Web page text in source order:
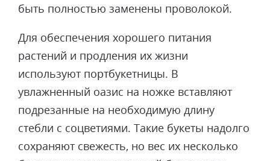
быть полностью заменены проволокой.
Для обеспечения хорошего питания
растений и продления их жизни
используют портбукетницы. В
увлажненный оазис на ножке вставляют
подрезанные на необходимую длину
стебли с соцветиями. Такие букеты надолго
сохраняют свежесть, но вес их несколько